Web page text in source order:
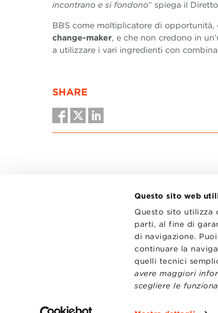
Questo sito web
Questo sito utilizza
parti, al fine di
di navigazione.
continuare la
quelli tecnici
avere maggiori
scegliere le
incontrano e si fondono” spiega il
BBS come moltiplicatore di opportunità,
change-maker, e che non credono in
a utilizzare i vari ingredienti con
SHARE